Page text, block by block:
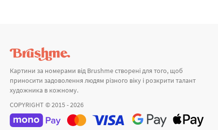
Картини за номерами від Brushme створені для того, щоб
приносити задоволення людям різного віку і розкрити талант
художника в кожному.
COPYRIGHT © 2015 - 2026